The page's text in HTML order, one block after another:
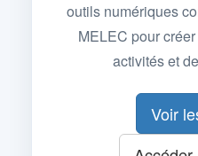
outils numériques
MELEC pour
activités et
Voir